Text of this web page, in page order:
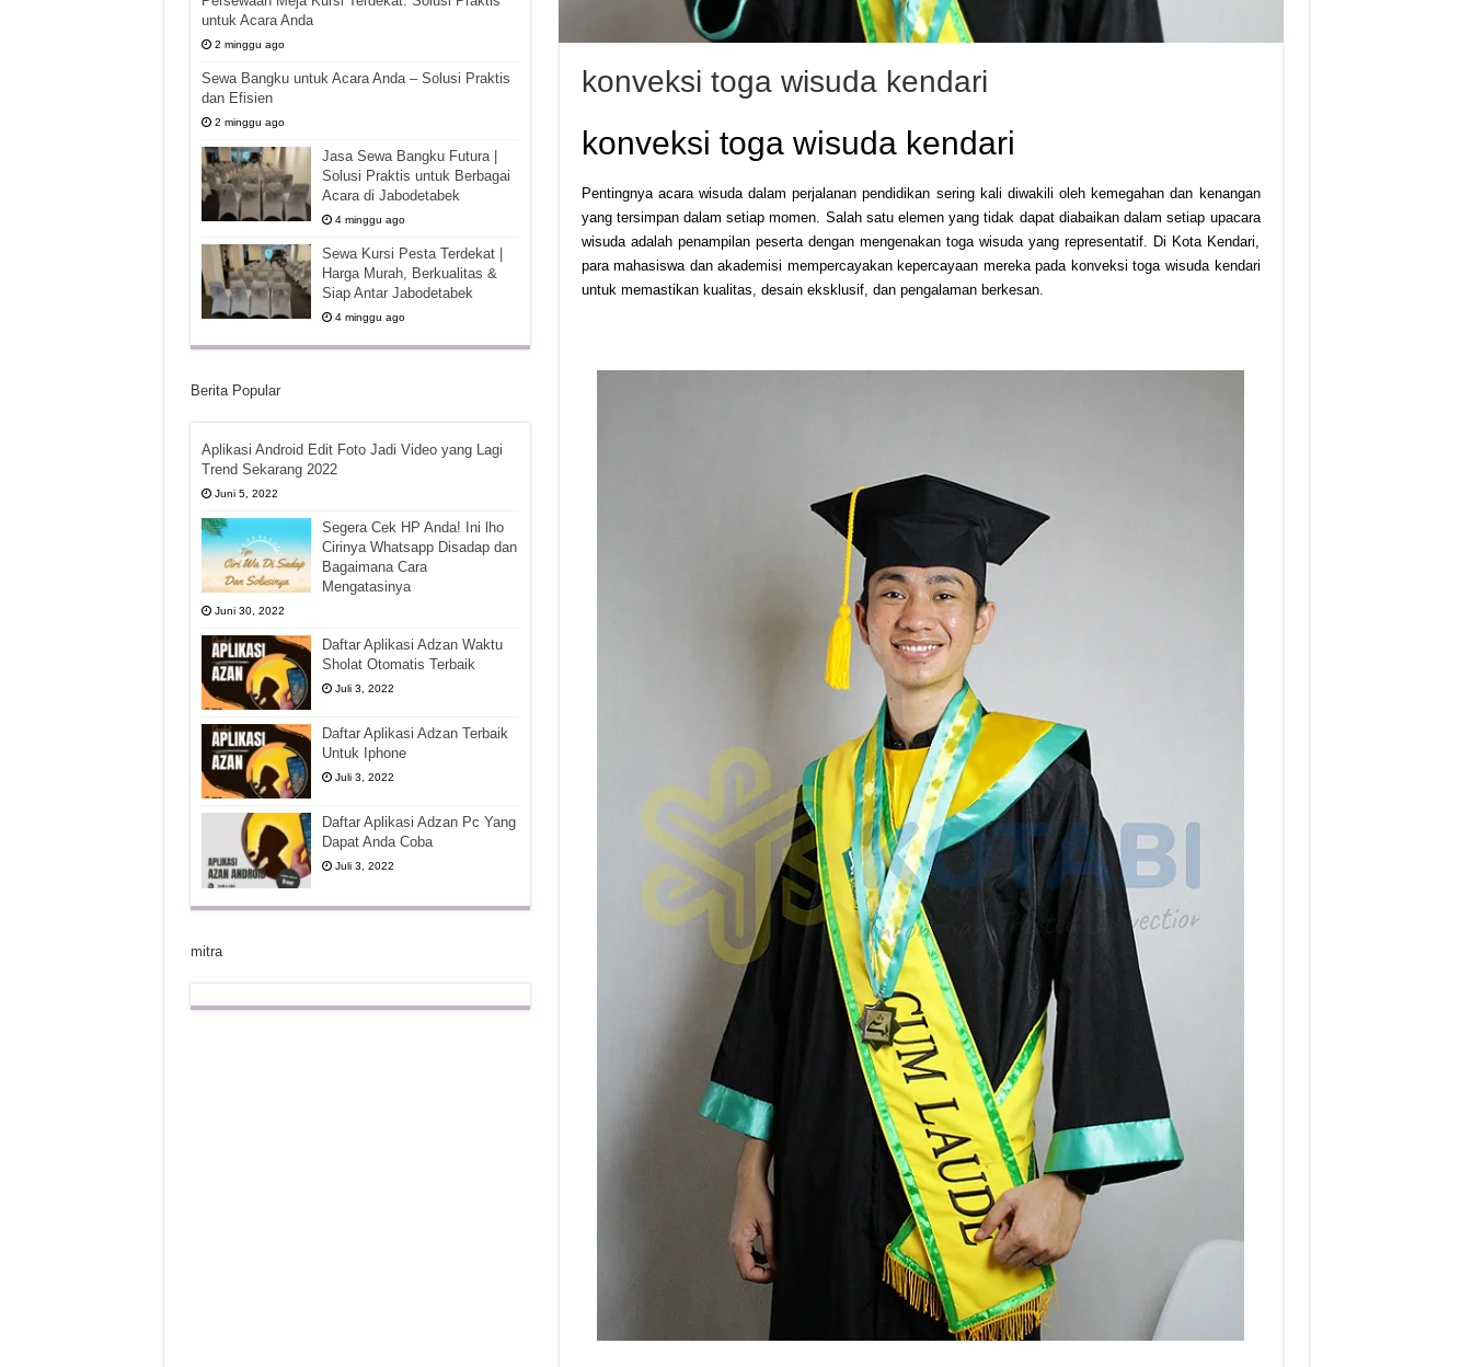
konveksi toga wisuda kendari
konveksi toga wisuda kendari
Pentingnya acara wisuda dalam perjalanan pendidikan sering kali diwakili oleh kemegahan dan kenangan
yang tersimpan dalam setiap momen. Salah satu elemen yang tidak dapat diabaikan dalam setiap upacara
wisuda adalah penampilan peserta dengan mengenakan toga wisuda yang representatif. Di Kota Kendari,
para mahasiswa dan akademisi mempercayakan kepercayaan mereka pada konveksi toga wisuda kendari
untuk memastikan kualitas, desain eksklusif, dan pengalaman berkesan.
untuk Acara Anda
2 minggu ago
Sewa Bangku untuk Acara Anda – Solusi Praktis
dan Efisien
2 minggu ago
Jasa Sewa Bangku Futura |
Solusi Praktis untuk Berbagai
Acara di Jabodetabek
4 minggu ago
Sewa Kursi Pesta Terdekat |
Harga Murah, Berkualitas &
Siap Antar Jabodetabek
4 minggu ago
Berita Popular
Aplikasi Android Edit Foto Jadi Video yang Lagi
Trend Sekarang 2022
Juni 5, 2022
Segera Cek HP Anda! Ini lho
Cirinya Whatsapp Disadap dan
Bagaimana Cara
Mengatasinya
Juni 30, 2022
Daftar Aplikasi Adzan Waktu
Sholat Otomatis Terbaik
Juli 3, 2022
Daftar Aplikasi Adzan Terbaik
Untuk Iphone
Juli 3, 2022
Daftar Aplikasi Adzan Pc Yang
Dapat Anda Coba
Juli 3, 2022
mitra